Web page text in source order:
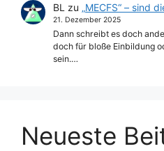
BL zu „MECFS“ – sind
21. Dezember 2025
Dann schreibt es doch
doch für bloße Einbildung
sein.…
Neueste